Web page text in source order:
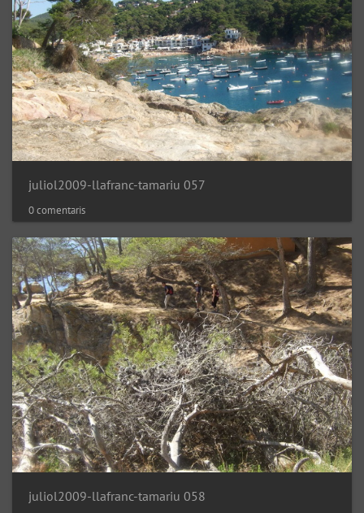
juliol2009-llafranc-tamariu 057
0 comentaris
juliol2009-llafranc-tamariu 058